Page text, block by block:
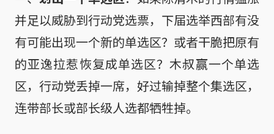
并足以威胁到行动党选票，下届选举西部有没
有可能出现一个新的单选区？或者干脆把原有
的亚逸拉惹恢复成单选区？木叔赢一个单选
区，行动党丢掉一席，好过输掉整个集选区，
连带部长或部长级人选都牺牲掉。